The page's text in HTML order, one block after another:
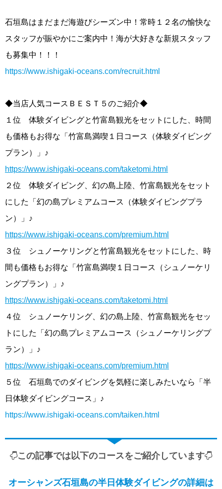
石垣島はまだまだ海遊びシーズン中！常時１２名の愉快な
スタッフが賑やかにご案内中！海が大好きな新規スタッフ
も募集中！！！
https://www.ishigaki-oceans.com/recruit.html
◆当店人気コースＢＥＳＴ５のご紹介◆
１位 体験ダイビングと竹富島観光をセットにした、時間
も価格もお得な「竹富島満喫１日コース（体験ダイビング
プラン）」♪
https://www.ishigaki-oceans.com/taketomi.html
２位 体験ダイビング、幻の島上陸、竹富島観光をセット
にした「幻の島プレミアムコース（体験ダイビングプラ
ン）」♪
https://www.ishigaki-oceans.com/premium.html
３位 シュノーケリングと竹富島観光をセットにした、時
間も価格もお得な「竹富島満喫１日コース（シュノーケリ
ングプラン）」♪
https://www.ishigaki-oceans.com/taketomi.html
４位 シュノーケリング、幻の島上陸、竹富島観光をセッ
トにした「幻の島プレミアムコース（シュノーケリングプ
ラン）」♪
https://www.ishigaki-oceans.com/premium.html
５位 石垣島でのダイビングを気軽に楽しみたいなら「半
日体験ダイビングコース」♪
https://www.ishigaki-oceans.com/taiken.html
この記事では以下のコースをご紹介しています
オーシャンズ石垣島の半日体験ダイビングの詳細は